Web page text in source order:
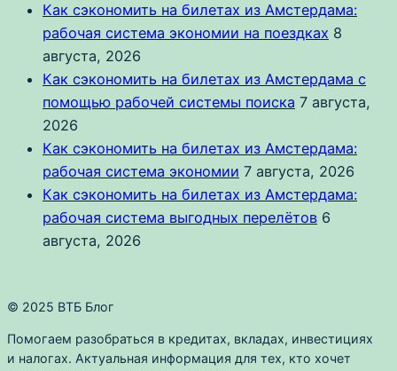
Как сэкономить на билетах из Амстердама:
рабочая система экономии на поездках 8
августа, 2026
Как сэкономить на билетах из Амстердама с
помощью рабочей системы поиска 7 августа,
2026
Как сэкономить на билетах из Амстердама:
рабочая система экономии 7 августа, 2026
Как сэкономить на билетах из Амстердама:
рабочая система выгодных перелётов 6
августа, 2026
© 2025 ВТБ Блог
Помогаем разобраться в кредитах, вкладах, инвестициях
и налогах. Актуальная информация для тех, кто хочет